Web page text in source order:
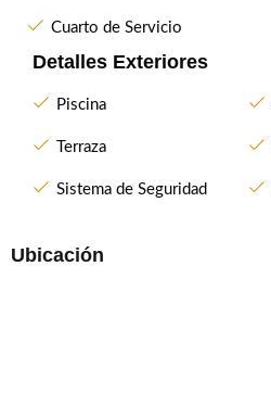
Cuarto de Servicio
Detalles Exteriores
Piscina
Terraza
Sistema de Seguridad
Ubicación